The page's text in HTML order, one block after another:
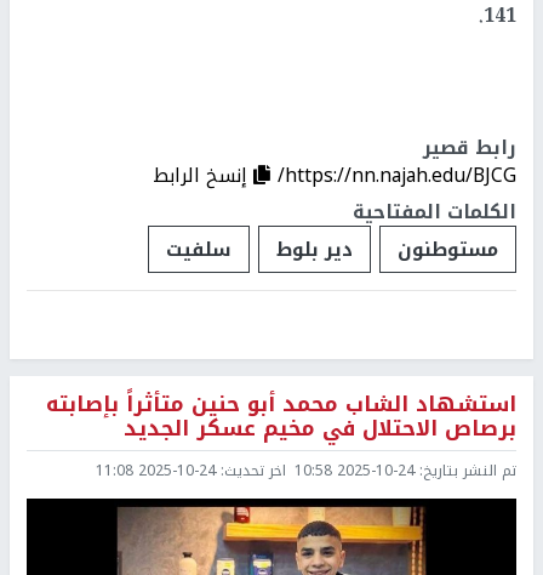
141.
رابط قصير
https://nn.najah.edu/BJCG/
إنسخ الرابط
الكلمات المفتاحية
مستوطنون
دير بلوط سلفيت
استشهاد الشاب محمد أبو حنين متأثراً بإصابته
برصاص الاحتلال في مخيم عسكر الجديد
تم النشر بتاريخ:2025-10-24 10:58 اخر تحديث:2025-10-24 11:08